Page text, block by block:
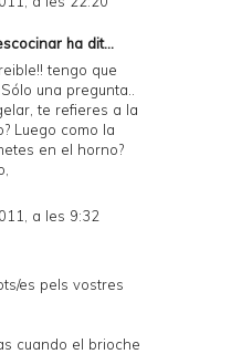
ha dit...
tengo que
una pregunta..
te refieres a la
Luego como la
en el horno?
a les 9:32
es pels vostres
cuando el brioche